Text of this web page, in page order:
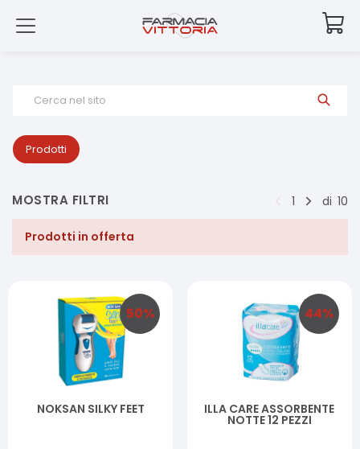
Cerca nel sito
Prodotti
MOSTRA FILTRI 1 di 10
Prodotti in offerta
50%
NOKSAN SILKY FEET
44%
ILLA CARE ASSORBENTE
NOTTE 12 PEZZI